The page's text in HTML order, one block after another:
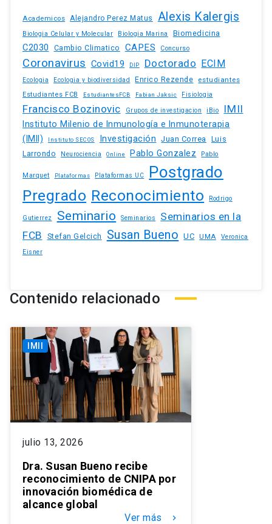
Academicos Alejandro Perez Matus Alexis Kalergis
Biologia Celular y Molecular Biologia Marina Biomedicina
C2030 Cambio Climatico CAPES Concurso
Coronavirus Covid19 DIP Doctorado ECIM
Ecologia Ecologia y biodiversidad Enrico Rezende estudiantes
Estudiantes FCB EstudiantesFCB Fabian Jaksic Fisiologia
Francisco Bozinovic Grupos de investigacion iBio IMII
Instituto Milenio de Inmunología e Inmunoterapia
(IMII)
Instituto SECOS Investigación Juan Correa
Luis
Larrondo
Neurociencia Online Pablo Gonzalez Pablo
Marquet Plataformas Plataformas UC Postgrado
Pregrado Reconocimiento Rodrigo
Gutierrez Seminario Seminarios
Seminarios en la
FCB
Stefan Gelcich Susan Bueno UC UMA
Veronica
Eisner
Contenido relacionado
IMII
julio 13, 2026
Dra. Susan Bueno recibe
reconocimiento de CNIPA por
innovación biomédica de
alcance global
Ver más keyboard_arrow_right